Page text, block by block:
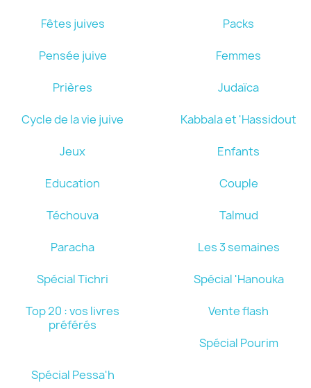
Fêtes juives Packs
Pensée juive Femmes
Prières Judaïca
Cycle de la vie juive Kabbala et 'Hassidout
Jeux Enfants
Education Couple
Téchouva Talmud
Paracha Les 3 semaines
Spécial Tichri Spécial 'Hanouka
Top 20 : vos livres
préférés
Vente flash
Spécial Pourim
Spécial Pessa'h